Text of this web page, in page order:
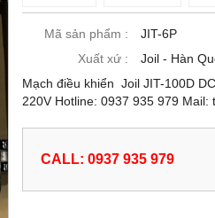
Mã sản phẩm :
JIT-6P
Xuất xứ :
Joil - Hàn
Mạch điều khiển Joil JIT-100D
220V Hotline: 0937 935 979 Mail:
CALL: 0937 935 979